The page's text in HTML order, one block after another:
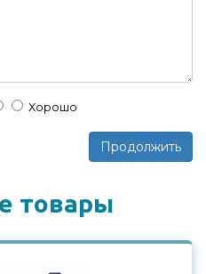
Хорошо
Продолжить
товары